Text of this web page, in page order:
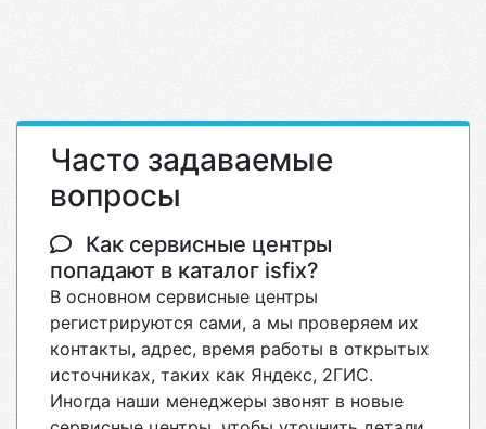
Часто задаваемые
вопросы
Как сервисные центры
попадают в каталог isfix?
В основном сервисные центры
регистрируются сами, а мы проверяем их
контакты, адрес, время работы в открытых
источниках, таких как Яндекс, 2ГИС.
Иногда наши менеджеры звонят в новые